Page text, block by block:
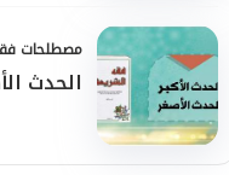
مصطلحات
الحدث